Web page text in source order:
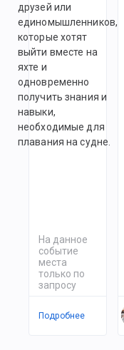
друзей или
единомышленников,
которые хотят
выйти вместе на
яхте и
одновременно
получить знания и
навыки,
необходимые для
плавания на судне.
На данное
событие
места
только по
запросу
Подробнее